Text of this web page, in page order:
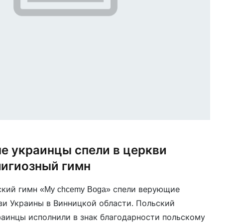
украинцы спели в церкви
гимн
гимн «My chcemy Boga» спели верующие
Украины в Винницкой области. Польский
исполнили в знак благодарности польскому